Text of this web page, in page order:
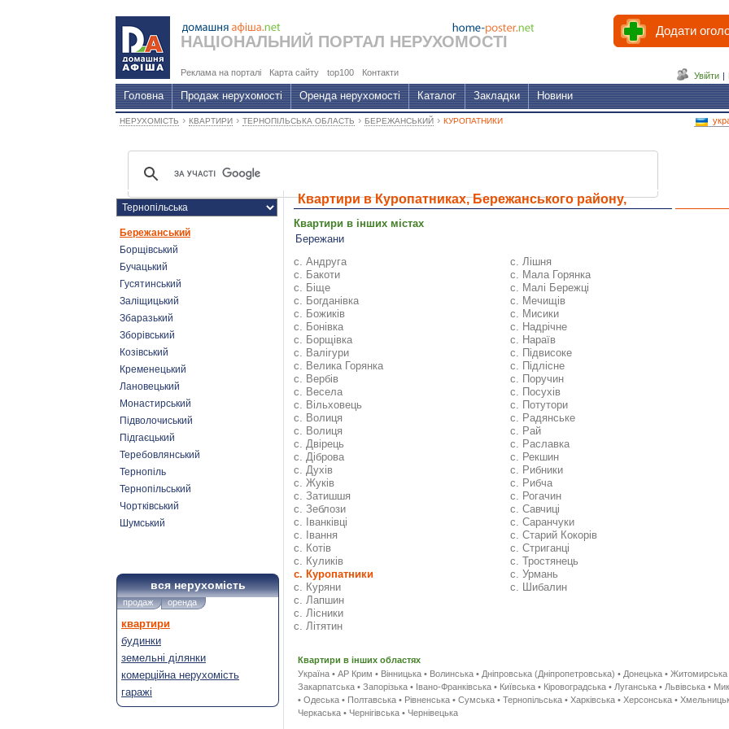
НАЦІОНАЛЬНИЙ ПОРТАЛ НЕРУХОМОСТІ
Додати
Реклама на порталі Карта сайту top100 Контакти Увійти |
Головна Продаж нерухомості Оренда нерухомості Каталог Закладки Новини
НЕРУХОМІСТЬ › КВАРТИРИ › ТЕРНОПІЛЬСЬКА ОБЛАСТЬ › БЕРЕЖАНСЬКИЙ › КУРОПАТНИКИ
Бережанський
Борщівський
Бучацький
Гусятинський
Заліщицький
Збаразький
Зборівський
Козівський
Кременецький
Лановецький
Монастирський
Підволочиський
Підгаєцький
Теребовлянський
Тернопіль
Тернопільський
Чортківський
Шумський
вся нерухомість
продаж оренда
квартири
будинки
земельні ділянки
комерційна нерухомість
гаражі
Квартири в Куропатниках, Бережанського району,
Тернопільської області
Квартири в інших містах
Бережани
с. Андруга
с. Бакоти
с. Біще
с. Богданівка
с. Божиків
с. Бонівка
с. Борщівка
с. Валігури
с. Велика Горянка
с. Вербів
с. Весела
с. Вільховець
с. Волиця
с. Волиця
с. Двірець
с. Діброва
с. Духів
с. Жуків
с. Затишшя
с. Зеблози
с. Іванківці
с. Івання
с. Котів
с. Куликів
с. Куропатники
с. Куряни
с. Лапшин
с. Лісники
с. Літятин
с. Лішня
с. Мала Горянка
с. Малі Бережці
с. Мечищів
с. Мисики
с. Надрічне
с. Нараїв
с. Підвисоке
с. Підлісне
с. Поручин
с. Посухів
с. Потутори
с. Радянське
с. Рай
с. Раславка
с. Рекшин
с. Рибники
с. Рибча
с. Рогачин
с. Савчиці
с. Саранчуки
с. Старий Кокорів
с. Стриганці
с. Тростянець
с. Урмань
с. Шибалин
Квартири в інших областях
Україна • АР Крим • Вінницька • Волинська • Дніпровська (Дніпропетровська) • Донецька • Житомирська
Закарпатська • Запорізька • Івано-Франківська • Київська • Кіровоградська • Луганська • Львівська •
• Одеська • Полтавська • Рівненська • Сумська • Тернопільська • Харківська • Херсонська •
Черкаська • Чернігівська • Чернівецька